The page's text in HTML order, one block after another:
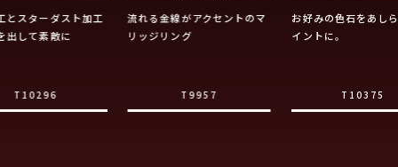
とスターダスト加工
出して素敵に
T10296
流れる金線がアクセントのマ
リッジリング
T9957
お好みの色石をあし
イントに。
T10375